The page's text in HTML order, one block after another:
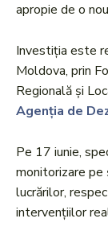
apropie de o
Investiția este
Moldova, prin
Regională și
Agenția de
Pe 17 iunie,
monitorizare pe
lucrărilor,
intervențiilor